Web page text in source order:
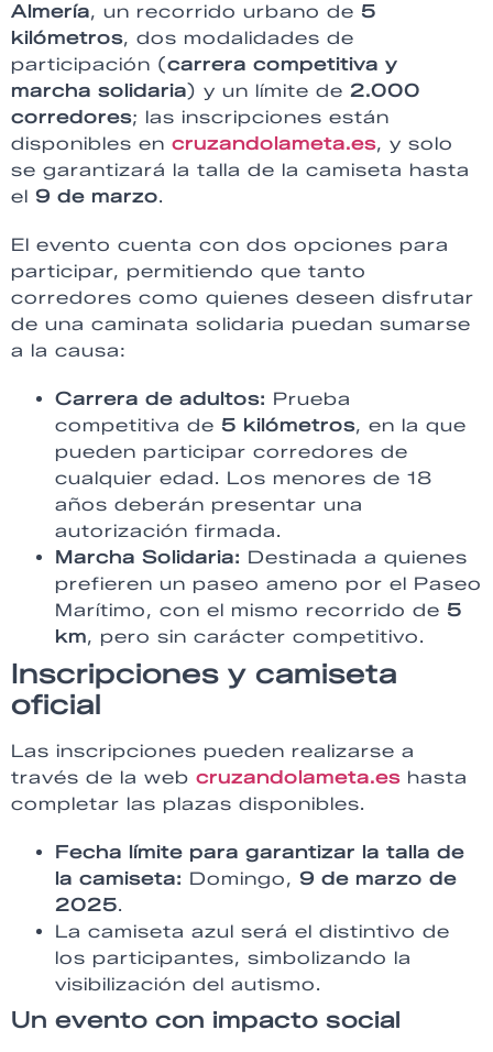
Almería, un recorrido urbano de 5
kilómetros, dos modalidades de
participación (carrera competitiva y
marcha solidaria) y un límite de 2.000
corredores; las inscripciones están
disponibles en cruzandolameta.es, y solo
se garantizará la talla de la camiseta hasta
el 9 de marzo.
El evento cuenta con dos opciones para
participar, permitiendo que tanto
corredores como quienes deseen disfrutar
de una caminata solidaria puedan sumarse
a la causa:
Carrera de adultos: Prueba
competitiva de 5 kilómetros, en la que
pueden participar corredores de
cualquier edad. Los menores de 18
años deberán presentar una
autorización firmada.
Marcha Solidaria: Destinada a quienes
prefieren un paseo ameno por el Paseo
Marítimo, con el mismo recorrido de 5
km, pero sin carácter competitivo.
Inscripciones y camiseta
oficial
Las inscripciones pueden realizarse a
través de la web cruzandolameta.es hasta
completar las plazas disponibles.
Fecha límite para garantizar la talla de
la camiseta: Domingo, 9 de marzo de
2025.
La camiseta azul será el distintivo de
los participantes, simbolizando la
visibilización del autismo.
Un evento con impacto social